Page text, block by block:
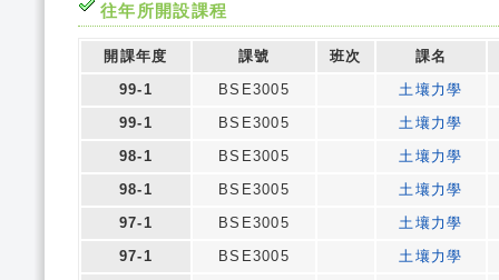
往年所開設課程
開課年度 課號 班次
課名
99-1
BSE3005
土壤力學
99-1
BSE3005
土壤力學
98-1
BSE3005
土壤力學
98-1
BSE3005
土壤力學
97-1
BSE3005
土壤力學
97-1
BSE3005
土壤力學